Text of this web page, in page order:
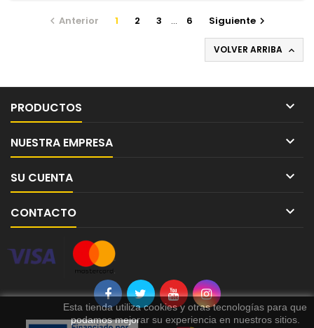
 Anterior 1 2 3 … 6 Siguiente
VOLVER ARRIBA 
PRODUCTOS 
NUESTRA EMPRESA 
SU CUENTA 
CONTACTO 
Esta tienda utiliza cookies y otras tecnologías para que
podamos mejorar su experiencia en nuestros sitios.